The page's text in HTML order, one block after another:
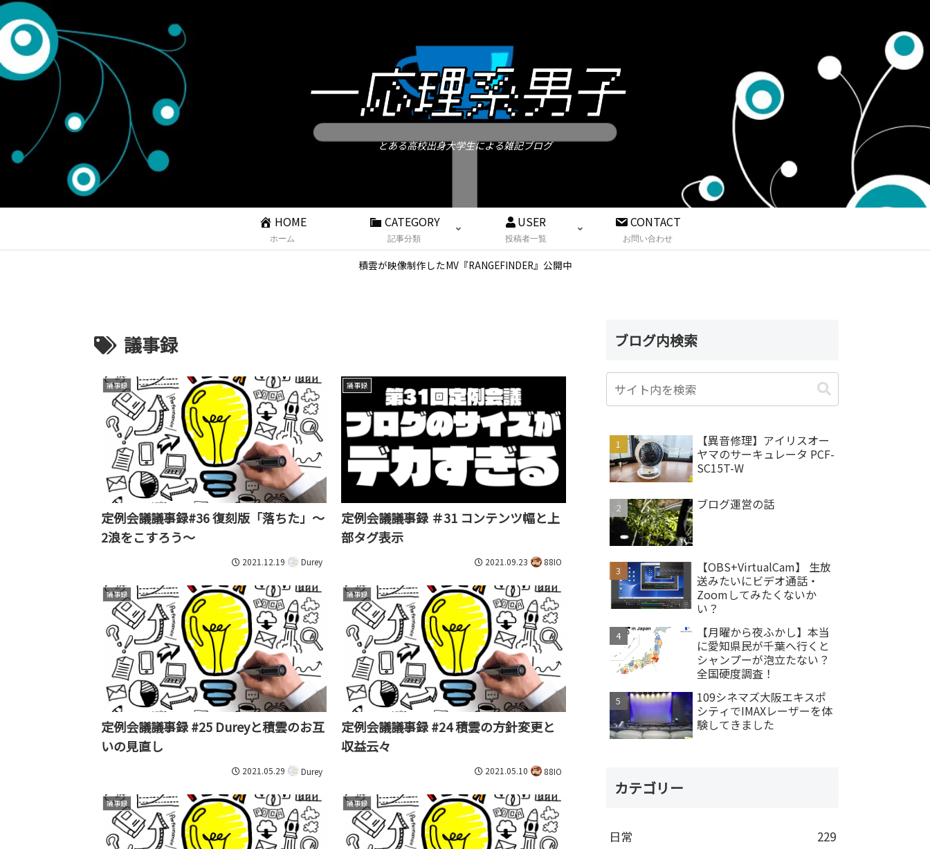
とある高校出身大学生による雑記ブログ
HOME
ホーム
CATEGORY
記事分類
USER
投稿者一覧
CONTACT
お問い合わせ
積雲が映像制作したMV『RANGEFINDER』公開中
議事録
議事録
定例会議議事録#36 復刻版「落ちた」～
2浪をこすろう～
2021.12.19 Durey
議事録
定例会議議事録 ＃31 コンテンツ幅と上
部タグ表示
2021.09.23 88IO
議事録
定例会議議事録 #25 Dureyと積雲のお互
いの見直し
2021.05.29 Durey
議事録
定例会議議事録 #24 積雲の方針変更と
収益云々
2021.05.10 88IO
議事録 議事録
ブログ内検索
【異音修理】アイリスオー
ヤマのサーキュレータ PCF-
SC15T-W
ブログ運営の話
【OBS+VirtualCam】 生放
送みたいにビデオ通話・
Zoomしてみたくないか
い？
【月曜から夜ふかし】本当
に愛知県民が千葉へ行くと
シャンプーが泡立たない？
全国硬度調査！
109シネマズ大阪エキスポ
シティでIMAXレーザーを体
験してきました
カテゴリー
日常
229